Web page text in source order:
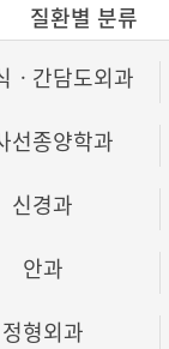
질환별 분류
ㆍ간담도외과
선종양학과
신경과
안과
정형외과